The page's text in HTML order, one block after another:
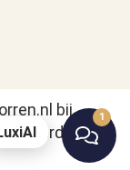
bij
op 278
1